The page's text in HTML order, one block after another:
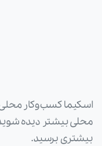
اسکیما کسب‌وکار
محلی بیشتر دیده
بیشتری برسید.